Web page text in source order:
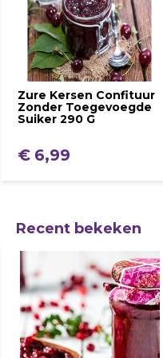
Zure Kersen Confituur
Zonder Toegevoegde
Suiker 290 G
€ 6,99
Recent bekeken